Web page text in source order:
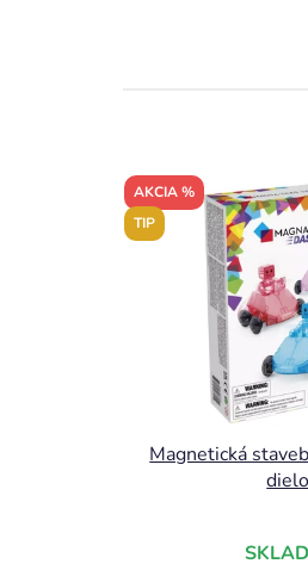
AKCIA %
TIP
Magnetická